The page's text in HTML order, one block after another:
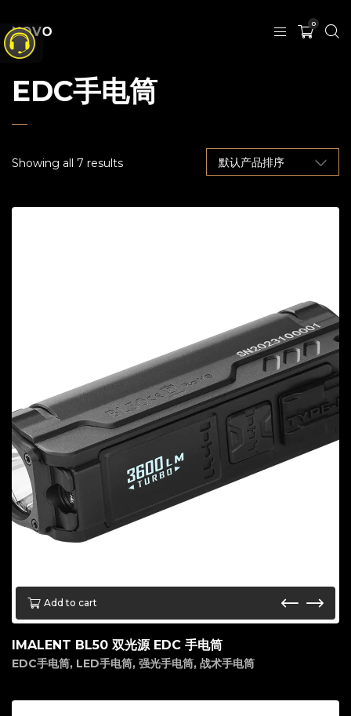
NOVO
0
EDC手电筒
Showing all 7 results
Add to cart
IMALENT BL50 双光源 EDC 手电筒
EDC手电筒, LED手电筒, 强光手电筒, 战术手电筒